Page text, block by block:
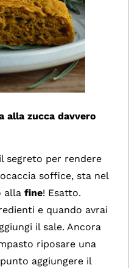
alla zucca davvero
segreto per rendere
soffice, sta nel
allafine! Esatto.
e quando avrai
il sale. Ancora
riposare una
aggiungere il